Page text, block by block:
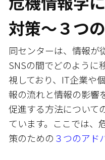
対策～３つ
同センターは、情報が
SNSの間でどのように
視しており、IT企業や
報の流れと情報の影響
促進する方法について
ています。ここでは、
策のための ３つのアド